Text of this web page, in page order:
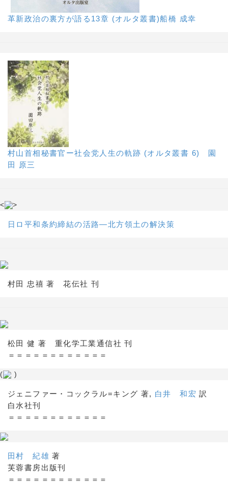
革新政治の裏方が語る13章 (オルタ叢書)船橋 成幸
村山首相秘書官ー社会党人生の軌跡 (オルタ叢書 6) 園
田 原三
< >
日ロ平和条約締結の活路―北方領土の解決策
村田 忠禧 著 花伝社 刊
松田 健 著 重化学工業通信社 刊
＝＝＝＝＝＝＝＝＝＝＝＝
( )
ジェニファー・コックラル=キング 著, 白井 和宏 訳
白水社刊
＝＝＝＝＝＝＝＝＝＝＝＝
田村 紀雄 著
芙蓉書房出版刊
＝＝＝＝＝＝＝＝＝＝＝＝